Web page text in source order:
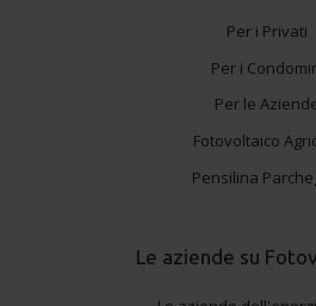
Per i Privati
Per i
Per le
Fotovoltaico
Pensilina
Le aziende su